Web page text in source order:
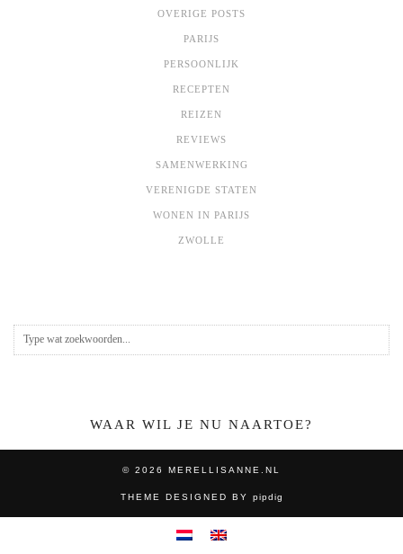
OVERIGE POSTS
PARIJS
PERSOONLIJK
RECEPTEN
REIZEN
REVIEWS
SAMENWERKING
VERENIGDE STATEN
WONEN IN PARIJS
ZWOLLE
WAAR WIL JE NU NAARTOE?
© 2026 MERELLISANNE.NL
THEME DESIGNED BY pipdig